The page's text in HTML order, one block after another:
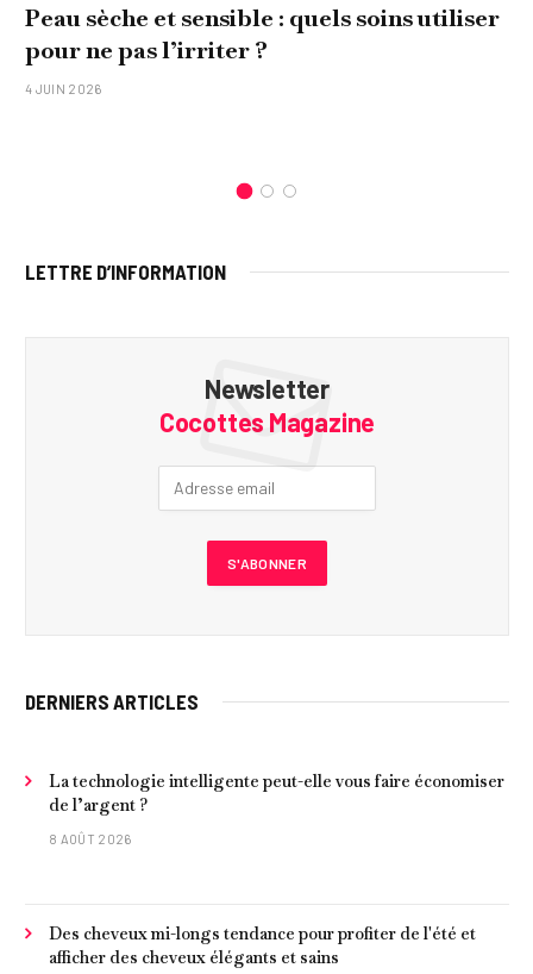
Peau sèche et sensible : quels soins utiliser
pour ne pas l’irriter ?
4 JUIN 2026
LETTRE D’INFORMATION
Newsletter
Cocottes Magazine
DERNIERS ARTICLES
La technologie intelligente peut-elle vous faire économiser
de l’argent ?
8 AOÛT 2026
Des cheveux mi-longs tendance pour profiter de l'été et
afficher des cheveux élégants et sains